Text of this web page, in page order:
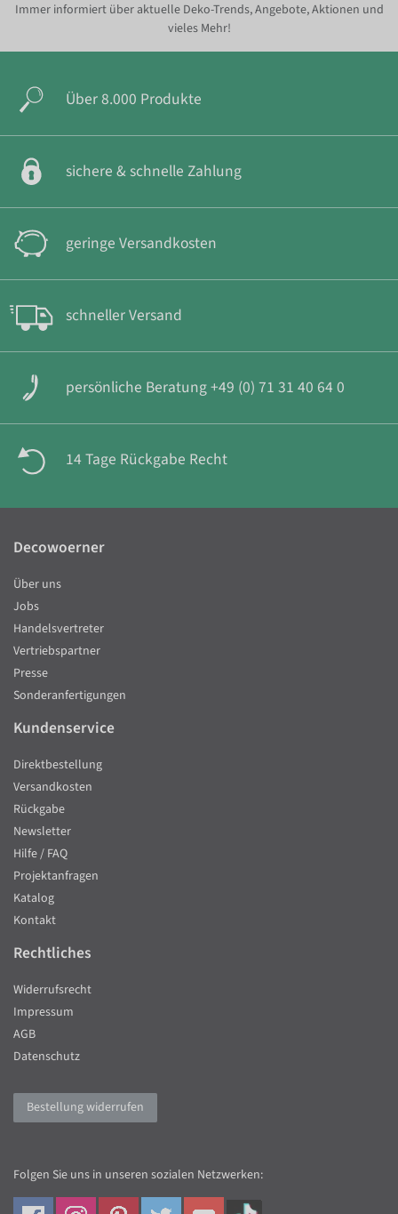
Immer informiert über aktuelle Deko-Trends, Angebote, Aktionen und
vieles Mehr!
Über 8.000 Produkte
sichere & schnelle Zahlung
geringe Versandkosten
schneller Versand
persönliche Beratung +49 (0) 71 31 40 64 0
14 Tage Rückgabe Recht
Decowoerner
Über uns
Jobs
Handelsvertreter
Vertriebspartner
Presse
Sonderanfertigungen
Kundenservice
Direktbestellung
Versandkosten
Rückgabe
Newsletter
Hilfe / FAQ
Projektanfragen
Katalog
Kontakt
Rechtliches
Widerrufsrecht
Impressum
AGB
Datenschutz
Bestellung widerrufen
Folgen Sie uns in unseren sozialen Netzwerken: